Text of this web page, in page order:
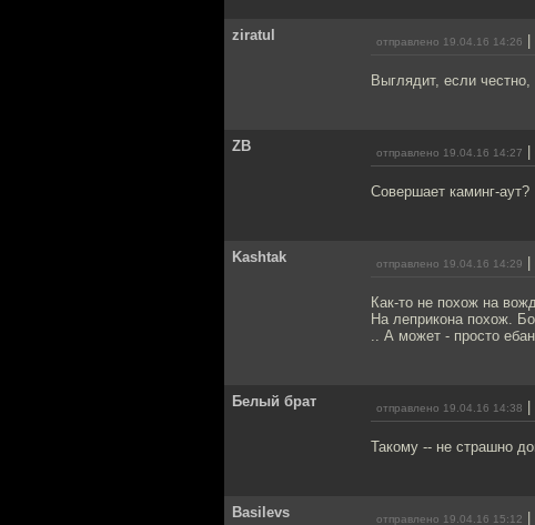
ziratul отправлено 19.04.16 14:26
Выглядит, если честно,
ZB отправлено 19.04.16 14:27
Совершает каминг-аут?
Kashtak отправлено 19.04.16 14:29
Как-то не похож на
На леприкона похож.
.. А может - просто
Белый брат отправлено 19.04.16 14:38
Такому -- не страшно
Basilevs отправлено 19.04.16 15:12